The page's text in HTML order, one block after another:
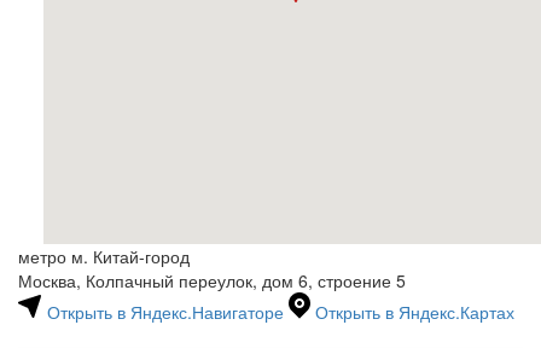
метро м. Китай-город
Москва, Колпачный переулок, дом 6, строение 5
Открыть в Яндекс.Навигаторе
Открыть в Яндекс.Картах